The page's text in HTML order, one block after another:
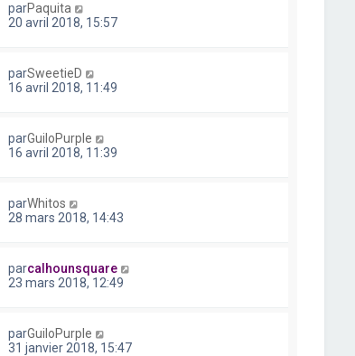
parPaquita
20 avril 2018, 15:57
parSweetieD
16 avril 2018, 11:49
parGuiloPurple
16 avril 2018, 11:39
parWhitos
28 mars 2018, 14:43
parcalhounsquare
23 mars 2018, 12:49
parGuiloPurple
31 janvier 2018, 15:47